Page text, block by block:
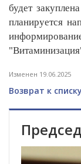
будет
планируется
Изменен 19.06.2025
Возврат к списку